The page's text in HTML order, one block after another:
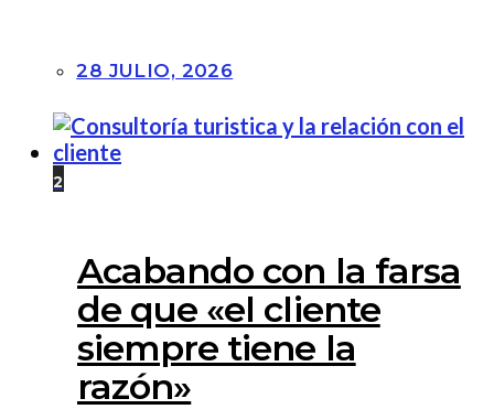
28 JULIO, 2026
2
Acabando con la farsa
de que «el cliente
siempre tiene la
razón»